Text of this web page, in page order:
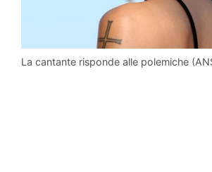
La cantante risponde alle polemiche